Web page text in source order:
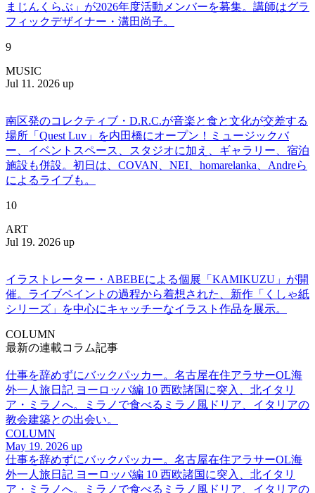
まじんくらぶ」が2026年度活動メンバーを募集。講師はグラ
フィックデザイナー・溝田尚子。
9
MUSIC
Jul 11. 2026 up
南区発のコレクティブ・D.R.C.が⾳楽と⾷と⽂化が交差する
場所「Quest Luv」を内田橋にオープン！ミュージックバ
ー、イベントスペース、スタジオに加え、ギャラリー、宿泊
施設も併設。初日は、COVAN、NEI、homarelanka、Andreら
によるライブも。
10
ART
Jul 19. 2026 up
イラストレーター・ABEBEによる個展「KAMIKUZU」が開
催。ライブペイントの過程から着想された、新作「くしゃ紙
シリーズ」を中心にキャッチーなイラスト作品を展示。
COLUMN
最新の連載コラム記事
仕事を辞めずにバックパッカー。名古屋在住アラサーOL海
外一人旅日記 ヨーロッパ編 10 西欧諸国に突入、北イタリ
ア・ミラノへ。ミラノで食べるミラノ風ドリア、イタリアの
教会建築との出会い。
COLUMN
May 19. 2026 up
仕事を辞めずにバックパッカー。名古屋在住アラサーOL海
外一人旅日記 ヨーロッパ編 10 西欧諸国に突入、北イタリ
ア・ミラノへ。ミラノで食べるミラノ風ドリア、イタリアの